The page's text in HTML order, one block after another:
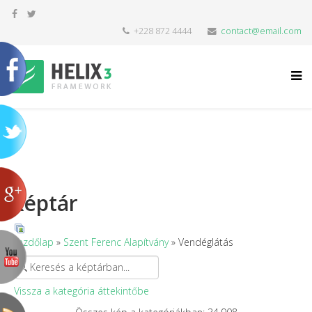
+228 872 4444 contact@email.com
Képtár
Kezdőlap » Szent Ferenc Alapítvány» Vendéglátás
Vissza a kategória áttekintőbe